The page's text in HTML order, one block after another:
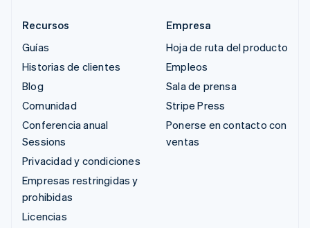
Recursos
Guías
Historias de clientes
Blog
Comunidad
Conferencia anual
Sessions
Privacidad y condiciones
Empresas restringidas y
prohibidas
Licencias
Empresa
Hoja de ruta del producto
Empleos
Sala de prensa
Stripe Press
Ponerse en contacto con
ventas